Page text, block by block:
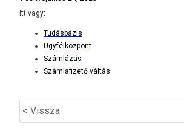
Itt vagy:
Tudásbázis
Ügyfélközpont
Számlázás
Számlafizető váltás
< Vissza